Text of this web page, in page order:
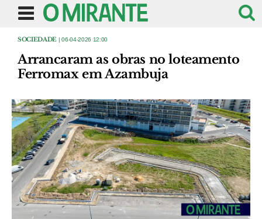
SOCIEDADE | 06-04-2026 12:00
Arrancaram as obras no loteamento
Ferromax em Azambuja